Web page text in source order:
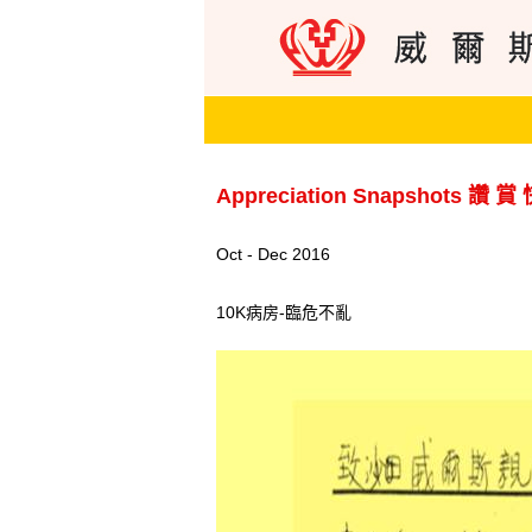
Appreciation Snapshots 讚 賞
Oct - Dec 2016
10K病房-臨危不亂